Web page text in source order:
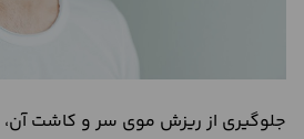
جلوگیری از ریزش موی سر و کاشت